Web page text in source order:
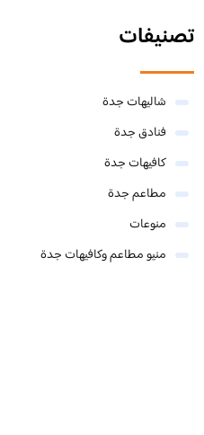
تصنيفات
شاليهات جدة
فنادق جدة
كافيهات جدة
مطاعم جدة
منوعات
منيو مطاعم وكافيهات جدة